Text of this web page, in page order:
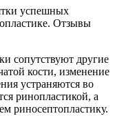
успешных
Отзывы
сопутствуют другие
кости, изменение
устраняются во
ринопластикой, а
риносептопластику.